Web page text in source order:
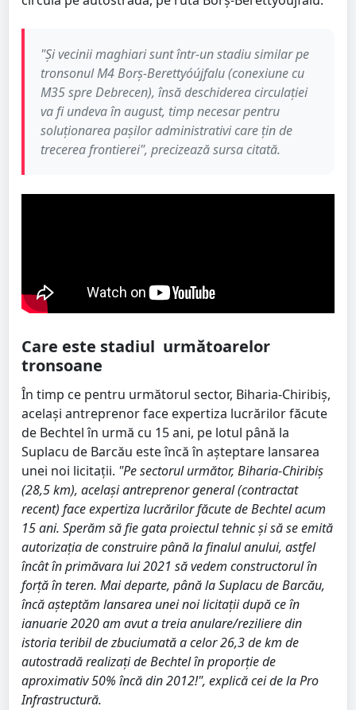
"Și vecinii maghiari sunt într-un stadiu similar pe
tronsonul M4 Borș-Berettyóújfalu (conexiune cu
M35 spre Debrecen), însă deschiderea circulației
va fi undeva în august, timp necesar pentru
soluționarea pașilor administrativi care țin de
trecerea frontierei", precizează sursa citată.
Care este stadiul următoarelor
tronsoane
În timp ce pentru următorul sector, Biharia-Chiribiș,
același antreprenor face expertiza lucrărilor făcute
de Bechtel în urmă cu 15 ani, pe lotul până la
Suplacu de Barcău este încă în așteptare lansarea
unei noi licitații. "Pe sectorul următor, Biharia-Chiribiș
(28,5 km), același antreprenor general (contractat
recent) face expertiza lucrărilor făcute de Bechtel acum
15 ani. Sperăm să fie gata proiectul tehnic și să se emită
autorizația de construire până la finalul anului, astfel
încât în primăvara lui 2021 să vedem constructorul în
forță în teren. Mai departe, până la Suplacu de Barcău,
încă așteptăm lansarea unei noi licitații după ce în
ianuarie 2020 am avut a treia anulare/reziliere din
istoria teribil de zbuciumată a celor 26,3 de km de
autostradă realizați de Bechtel în proporție de
aproximativ 50% încă din 2012!", explică cei de la Pro
Infrastructură.